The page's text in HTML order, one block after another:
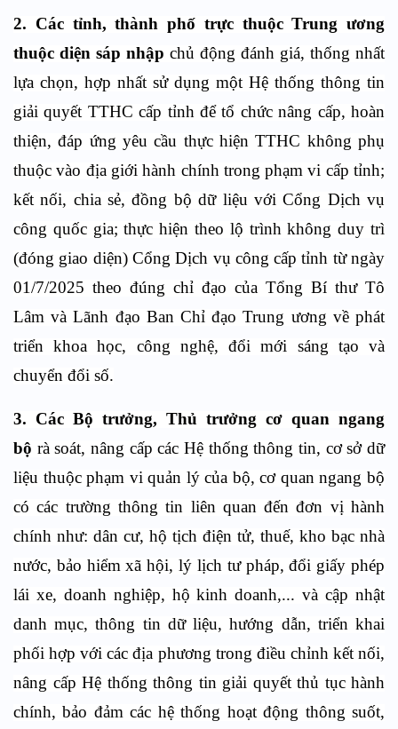
2. Các tỉnh, thành phố trực thuộc Trung ương
thuộc diện sáp nhập chủ động đánh giá, thống nhất
lựa chọn, hợp nhất sử dụng một Hệ thống thông tin
giải quyết TTHC cấp tỉnh để tổ chức nâng cấp, hoàn
thiện, đáp ứng yêu cầu thực hiện TTHC không phụ
thuộc vào địa giới hành chính trong phạm vi cấp tỉnh;
kết nối, chia sẻ, đồng bộ dữ liệu với Cổng Dịch vụ
công quốc gia; thực hiện theo lộ trình không duy trì
(đóng giao diện) Cổng Dịch vụ công cấp tỉnh từ ngày
01/7/2025 theo đúng chỉ đạo của Tổng Bí thư Tô
Lâm và Lãnh đạo Ban Chỉ đạo Trung ương về phát
triển khoa học, công nghệ, đổi mới sáng tạo và
chuyển đổi số.
3. Các Bộ trưởng, Thủ trưởng cơ quan ngang
bộ rà soát, nâng cấp các Hệ thống thông tin, cơ sở dữ
liệu thuộc phạm vi quản lý của bộ, cơ quan ngang bộ
có các trường thông tin liên quan đến đơn vị hành
chính như: dân cư, hộ tịch điện tử, thuế, kho bạc nhà
nước, bảo hiểm xã hội, lý lịch tư pháp, đổi giấy phép
lái xe, doanh nghiệp, hộ kinh doanh,... và cập nhật
danh mục, thông tin dữ liệu, hướng dẫn, triển khai
phối hợp với các địa phương trong điều chỉnh kết nối,
nâng cấp Hệ thống thông tin giải quyết thủ tục hành
chính, bảo đảm các hệ thống hoạt động thông suốt,